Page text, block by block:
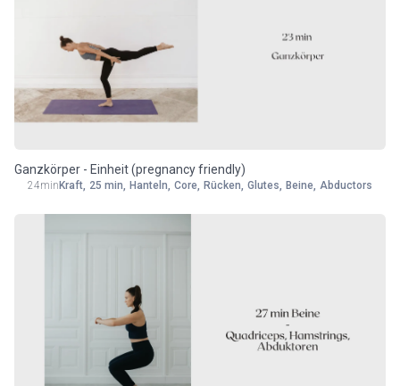
Ganzkörper - Einheit (pregnancy friendly)
24min Kraft, 25 min, Hanteln, Core, Rücken, Glutes, Beine, Abductors